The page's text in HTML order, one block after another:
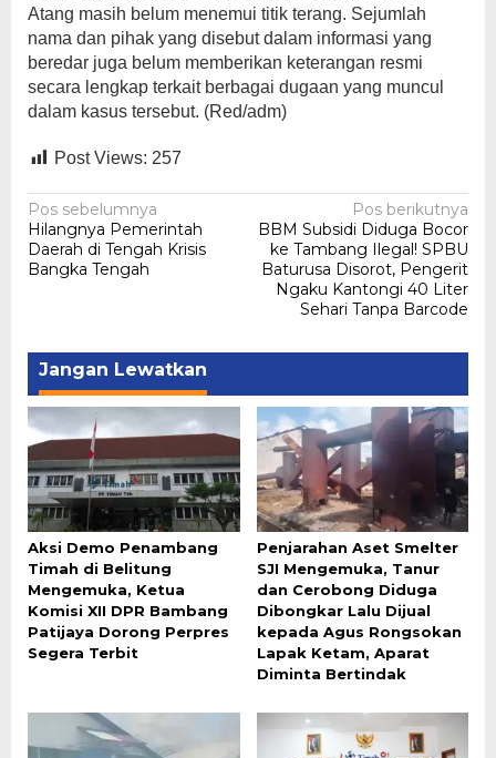
Atang masih belum menemui titik terang. Sejumlah
nama dan pihak yang disebut dalam informasi yang
beredar juga belum memberikan keterangan resmi
secara lengkap terkait berbagai dugaan yang muncul
dalam kasus tersebut. (Red/adm)
Post Views: 257
Navigasi
pos
Pos sebelumnya
Hilangnya Pemerintah
Daerah di Tengah Krisis
Bangka Tengah
Pos berikutnya
BBM Subsidi Diduga Bocor
ke Tambang Ilegal! SPBU
Baturusa Disorot, Pengerit
Ngaku Kantongi 40 Liter
Sehari Tanpa Barcode
Jangan Lewatkan
Aksi Demo Penambang
Timah di Belitung
Mengemuka, Ketua
Komisi XII DPR Bambang
Patijaya Dorong Perpres
Segera Terbit
Penjarahan Aset Smelter
SJI Mengemuka, Tanur
dan Cerobong Diduga
Dibongkar Lalu Dijual
kepada Agus Rongsokan
Lapak Ketam, Aparat
Diminta Bertindak